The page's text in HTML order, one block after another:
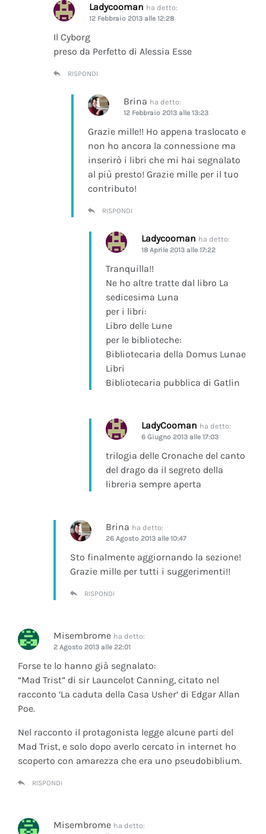
Ladycooman ha detto:
12 Febbraio 2013 alle 12:28
Il Cyborg
preso da Perfetto di Alessia Esse
RISPONDI
Brina ha detto:
12 Febbraio 2013 alle 13:23
Grazie mille!! Ho appena traslocato e
non ho ancora la connessione ma
inserirò i libri che mi hai segnalato
al più presto! Grazie mille per il tuo
contributo!
RISPONDI
Ladycooman ha detto:
18 Aprile 2013 alle 17:22
Tranquilla!!
Ne ho altre tratte dal libro La
sedicesima Luna
per i libri:
Libro delle Lune
per le biblioteche:
Bibliotecaria della Domus Lunae
Libri
Bibliotecaria pubblica di Gatlin
LadyCooman ha detto:
6 Giugno 2013 alle 17:03
trilogia delle Cronache del canto
del drago da il segreto della
libreria sempre aperta
Brina ha detto:
26 Agosto 2013 alle 10:47
Sto finalmente aggiornando la sezione!
Grazie mille per tutti i suggerimenti!!
RISPONDI
Misembrome ha detto:
2 Agosto 2013 alle 22:01
Forse te lo hanno già segnalato:
“Mad Trist” di sir Launcelot Canning, citato nel
racconto ‘La caduta della Casa Usher’ di Edgar Allan
Poe.
Nel racconto il protagonista legge alcune parti del
Mad Trist, e solo dopo averlo cercato in internet ho
scoperto con amarezza che era uno pseudobiblium.
RISPONDI
Misembrome ha detto: